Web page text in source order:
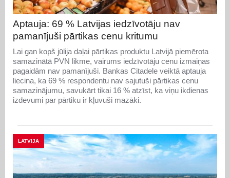
Aptauja: 69 % Latvijas iedzīvotāju nav
pamanījuši pārtikas cenu kritumu
Lai gan kopš jūlija daļai pārtikas produktu Latvijā piemērota
samazinātā PVN likme, vairums iedzīvotāju cenu izmaiņas
pagaidām nav pamanījuši. Bankas Citadele veiktā aptauja
liecina, ka 69 % respondentu nav sajutuši pārtikas cenu
samazinājumu, savukārt tikai 16 % atzīst, ka viņu ikdienas
izdevumi par pārtiku ir kļuvuši mazāki.
LATVIJA